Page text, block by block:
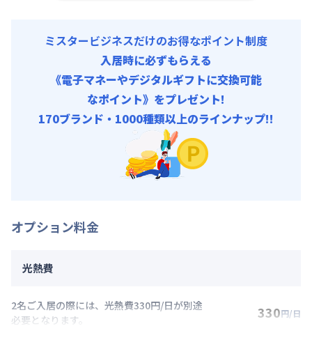
ミスタービジネスだけのお得なポイント制度
入居時に必ずもらえる
《電子マネーやデジタルギフトに交換可能
なポイント》をプレゼント!
170ブランド・1000種類以上のラインナップ!!
オプション料金
光熱費
2名ご入居の際には、光熱費330円/日が別途
必要となります。
330円/日